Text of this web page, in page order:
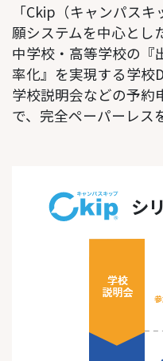
「Ckip（キャンパス
願システムを中心とし
中学校・高等学校の『
率化』を実現する学校
学校説明会などの予約
で、完全ペーパーレス
シ